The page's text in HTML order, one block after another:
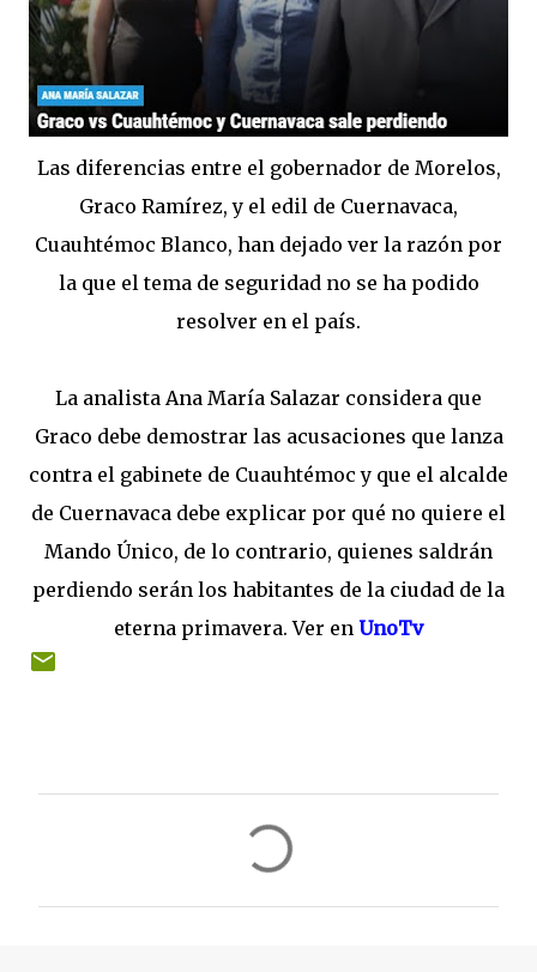
Las diferencias entre el gobernador de Morelos,
Graco Ramírez, y el edil de Cuernavaca,
Cuauhtémoc Blanco, han dejado ver la razón por
la que el tema de seguridad no se ha podido
resolver en el país.
La analista Ana María Salazar considera que
Graco debe demostrar las acusaciones que lanza
contra el gabinete de Cuauhtémoc y que el alcalde
de Cuernavaca debe explicar por qué no quiere el
Mando Único, de lo contrario, quienes saldrán
perdiendo serán los habitantes de la ciudad de la
eterna primavera. Ver en UnoTv